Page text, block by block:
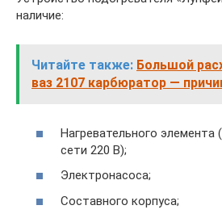
наличие:
Читайте также: Большой
ваз 2107 карбюратор —
Нагревательного
сети 220 В);
Электронасоса;
Составного корпуса;